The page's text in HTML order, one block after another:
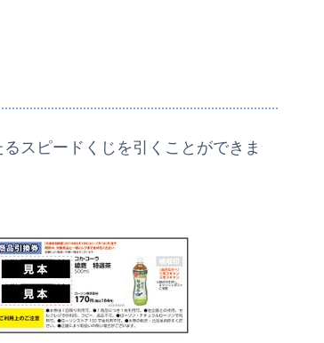
スピードくじを引くことができま